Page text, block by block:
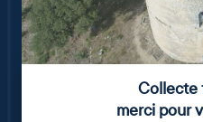
Collecte
merci pour